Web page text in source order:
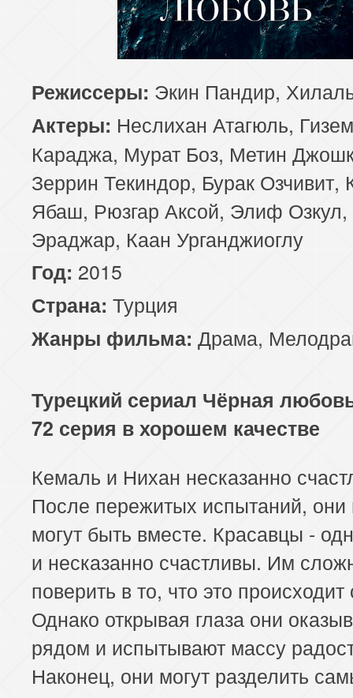
82 серия
83 серия
86 серия
87 серия
91 серия
93 серия
94 серия
95 серия
97 серия
98 серия 99 серия
101 серия
102 серия 103 серия
105 серия
109 серия
110 серия
113 серия
114 серия
Режиссеры: Экин Пандир,
Актеры: Неслихан Атагюль, Гизем
Караджа, Мурат Боз, Метин
Зеррин Текиндор, Бурак Озчивит,
Ябаш, Рюзгар Аксой, Элиф Озкул,
Эраджар, Каан Урганджиоглу
Год: 2015
Страна: Турция
Жанры фильма: Драма,
Турецкий сериал Чёрная
72 серия в хорошем качестве
Кемаль и Нихан несказанно
После пережитых испытаний, они
могут быть вместе. Красавцы -
и несказанно счастливы. Им
поверить в то, что это
Однако открывая глаза они
рядом и испытывают массу
Наконец, они могут разделить